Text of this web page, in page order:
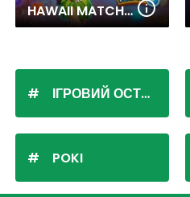
HAWAII MATCH 6
ІГРОВИЙ ОСТРІВ
POKI